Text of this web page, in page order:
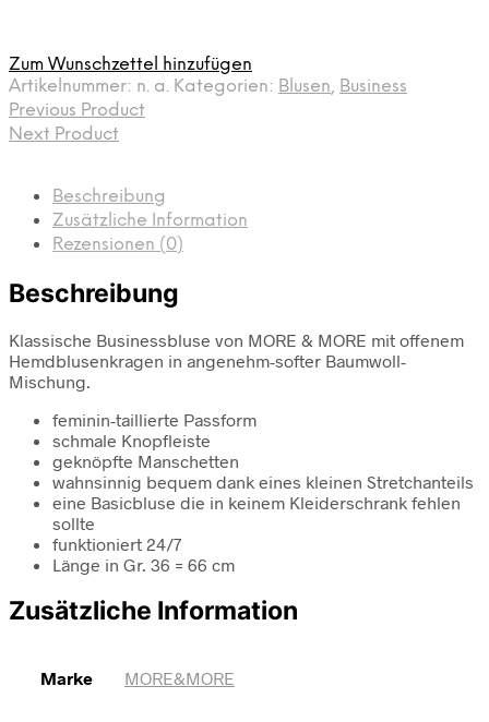
Zum Wunschzettel hinzufügen
Artikelnummer: n. a. Kategorien: Blusen, Business
Previous Product
Next Product
Beschreibung
Zusätzliche Information
Rezensionen (0)
Beschreibung
Klassische Businessbluse von MORE & MORE mit offenem
Hemdblusenkragen in angenehm-softer Baumwoll-
Mischung.
feminin-taillierte Passform
schmale Knopfleiste
geknöpfte Manschetten
wahnsinnig bequem dank eines kleinen Stretchanteils
eine Basicbluse die in keinem Kleiderschrank fehlen
sollte
funktioniert 24/7
Länge in Gr. 36 = 66 cm
Zusätzliche Information
Marke MORE&MORE